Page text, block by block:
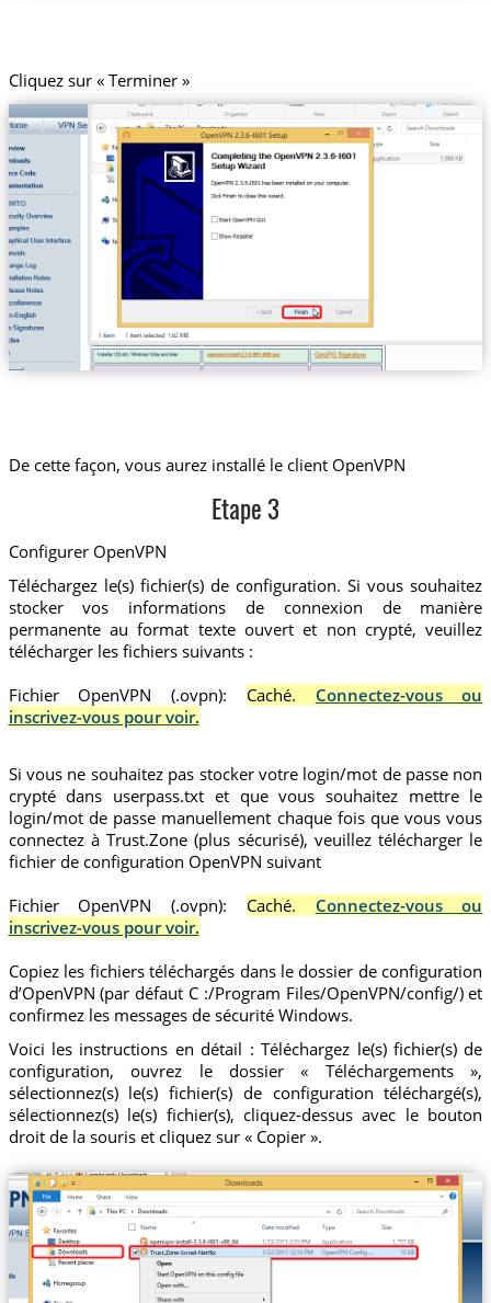
Cliquez sur « Terminer »
De cette façon, vous aurez installé le client OpenVPN
Etape 3
Configurer OpenVPN
Téléchargez le(s) fichier(s) de configuration. Si vous souhaitez
stocker vos informations de connexion de manière
permanente au format texte ouvert et non crypté, veuillez
télécharger les fichiers suivants :
Fichier OpenVPN (.ovpn):
Caché. Connectez-vous ou
inscrivez-vous pour voir.
Si vous ne souhaitez pas stocker votre login/mot de passe non
crypté dans userpass.txt et que vous souhaitez mettre le
login/mot de passe manuellement chaque fois que vous vous
connectez à Trust.Zone (plus sécurisé), veuillez télécharger le
fichier de configuration OpenVPN suivant
Fichier OpenVPN (.ovpn):
Caché. Connectez-vous ou
inscrivez-vous pour voir.
Copiez les fichiers téléchargés dans le dossier de configuration
d’OpenVPN (par défaut C :/Program Files/OpenVPN/config/) et
confirmez les messages de sécurité Windows.
Voici les instructions en détail : Téléchargez le(s) fichier(s) de
configuration, ouvrez le dossier « Téléchargements »,
sélectionnez(s) le(s) fichier(s) de configuration téléchargé(s),
sélectionnez(s) le(s) fichier(s), cliquez-dessus avec le bouton
droit de la souris et cliquez sur « Copier ».
Trust.Zone-Israel-Netflix